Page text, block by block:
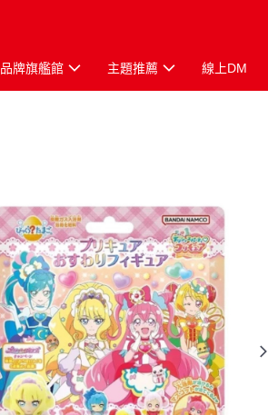
品牌旗艦館 主題推薦 線上DM